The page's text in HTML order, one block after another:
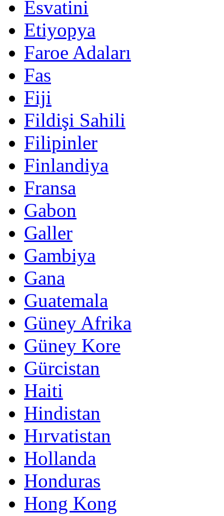
Esvatini
Etiyopya
Faroe Adaları
Fas
Fiji
Fildişi Sahili
Filipinler
Finlandiya
Fransa
Gabon
Galler
Gambiya
Gana
Guatemala
Güney Afrika
Güney Kore
Gürcistan
Haiti
Hindistan
Hırvatistan
Hollanda
Honduras
Hong Kong